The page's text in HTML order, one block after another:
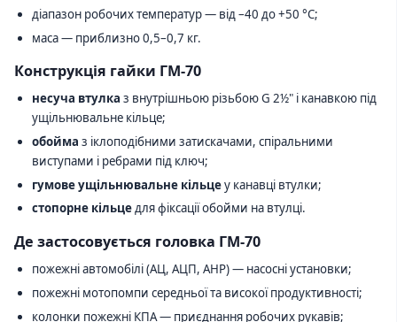
діапазон робочих температур — від –40 до +50 °C;
маса — приблизно 0,5–0,7 кг.
Конструкція гайки ГМ-70
несуча втулка з внутрішньою різьбою G 2½" і канавкою під
ущільнювальне кільце;
обойма з іклоподібними затискачами, спіральними
виступами і ребрами під ключ;
гумове ущільнювальне кільцеу канавці втулки;
стопорне кільцедля фіксації обойми на втулці.
Де застосовується головка ГМ-70
пожежні автомобілі (АЦ, АЦП, АНР) — насосні установки;
пожежні мотопомпи середньої та високої продуктивності;
колонки пожежні КПА — приєднання робочих рукавів;